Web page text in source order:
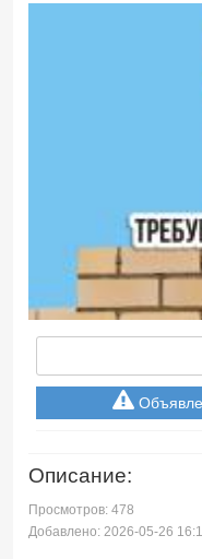
Описание:
Просмотров: 478
Добавлено: 2026-05-26